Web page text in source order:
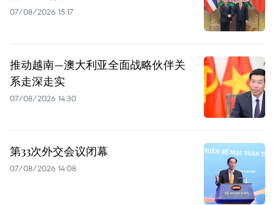
07/08/2026 15:17
推动越南—澳大利亚全面战略伙伴关
系走深走实
07/08/2026 14:30
第33次外交会议闭幕
07/08/2026 14:08